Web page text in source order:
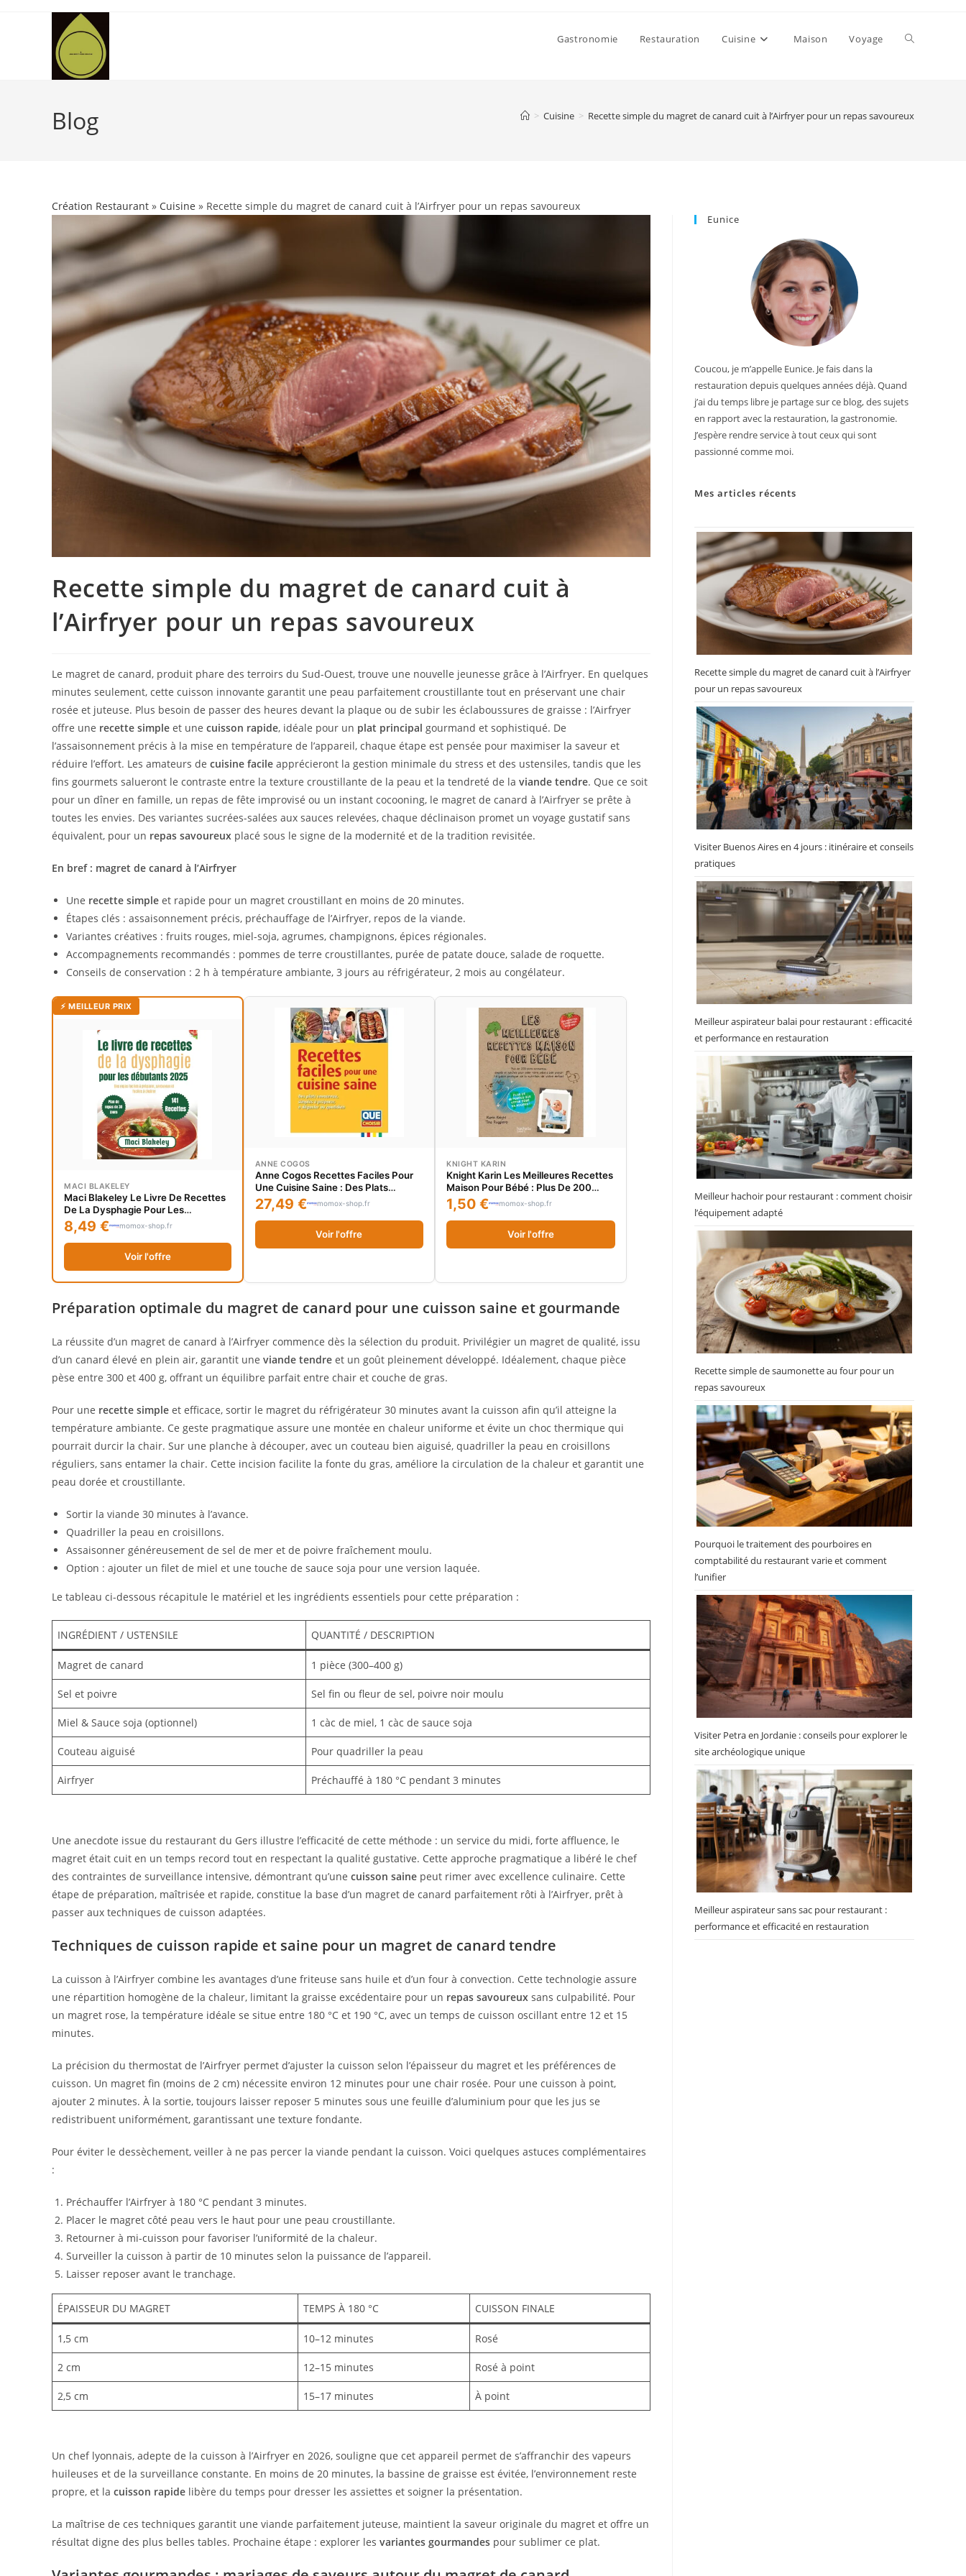
Gastronomie Restauration Cuisine Maison Voyage Toggle
Blog > Cuisine > Recette simple du magret de canard cuit à l’Airfryer pour un repas savoureux
Création Restaurant » Cuisine » Recette simple du magret de canard cuit à l’Airfryer pour un repas savoureux
Recette simple du magret de canard cuit à
l’Airfryer pour un repas savoureux
Le magret de canard, produit phare des terroirs du Sud-Ouest, trouve une nouvelle jeunesse grâce à l’Airfryer. En quelques
minutes seulement, cette cuisson innovante garantit une peau parfaitement croustillante tout en préservant une chair
rosée et juteuse. Plus besoin de passer des heures devant la plaque ou de subir les éclaboussures de graisse : l’Airfryer
offre une recette simple et une cuisson rapide, idéale pour un plat principal gourmand et sophistiqué. De
l’assaisonnement précis à la mise en température de l’appareil, chaque étape est pensée pour maximiser la saveur et
réduire l’effort. Les amateurs de cuisine facile apprécieront la gestion minimale du stress et des ustensiles, tandis que les
fins gourmets salueront le contraste entre la texture croustillante de la peau et la tendreté de la viande tendre. Que ce soit
pour un dîner en famille, un repas de fête improvisé ou un instant cocooning, le magret de canard à l’Airfryer se prête à
toutes les envies. Des variantes sucrées-salées aux sauces relevées, chaque déclinaison promet un voyage gustatif sans
équivalent, pour un repas savoureux placé sous le signe de la modernité et de la tradition revisitée.
En bref : magret de canard à l’Airfryer
Une recette simple et rapide pour un magret croustillant en moins de 20 minutes.
Étapes clés : assaisonnement précis, préchauffage de l’Airfryer, repos de la viande.
Variantes créatives : fruits rouges, miel-soja, agrumes, champignons, épices régionales.
Accompagnements recommandés : pommes de terre croustillantes, purée de patate douce, salade de roquette.
Conseils de conservation : 2 h à température ambiante, 3 jours au réfrigérateur, 2 mois au congélateur.
⚡ MEILLEUR PRIX
MACI BLAKELEY
Maci Blakeley Le Livre De Recettes
De La Dysphagie Pour Les
Débutants 2025: Des Repas Faciles
À Préparer, Savoureux Et Faciles À
Digérer
8,49 € momox-shop.fr
Voir l'offre
ANNE COGOS
Anne Cogos Recettes Faciles Pour
Une Cuisine Saine : Des Plats
Savoureux, Simples À Préparer, À
Déguster Au Quotidien
27,49 € momox-shop.fr
Voir l'offre
KNIGHT KARIN
Knight Karin Les Meilleures Recettes
Maison Pour Bébé : Plus De 200
Plats Savoureux, Simples Et Naturels
Pour Aider Votre Bébé À Bien
Grandir
1,50 € momox-shop.fr
Voir l'offre
Préparation optimale du magret de canard pour une cuisson saine et gourmande
La réussite d’un magret de canard à l’Airfryer commence dès la sélection du produit. Privilégier un magret de qualité, issu
d’un canard élevé en plein air, garantit une viande tendre et un goût pleinement développé. Idéalement, chaque pièce
pèse entre 300 et 400 g, offrant un équilibre parfait entre chair et couche de gras.
Pour une recette simple et efficace, sortir le magret du réfrigérateur 30 minutes avant la cuisson afin qu’il atteigne la
température ambiante. Ce geste pragmatique assure une montée en chaleur uniforme et évite un choc thermique qui
pourrait durcir la chair. Sur une planche à découper, avec un couteau bien aiguisé, quadriller la peau en croisillons
réguliers, sans entamer la chair. Cette incision facilite la fonte du gras, améliore la circulation de la chaleur et garantit une
peau dorée et croustillante.
Sortir la viande 30 minutes à l’avance.
Quadriller la peau en croisillons.
Assaisonner généreusement de sel de mer et de poivre fraîchement moulu.
Option : ajouter un filet de miel et une touche de sauce soja pour une version laquée.
Le tableau ci-dessous récapitule le matériel et les ingrédients essentiels pour cette préparation :
INGRÉDIENT / USTENSILE QUANTITÉ / DESCRIPTION
Magret de canard 1 pièce (300–400 g)
Sel et poivre Sel fin ou fleur de sel, poivre noir moulu
Miel & Sauce soja (optionnel) 1 càc de miel, 1 càc de sauce soja
Couteau aiguisé Pour quadriller la peau
Airfryer Préchauffé à 180 °C pendant 3 minutes
Une anecdote issue du restaurant du Gers illustre l’efficacité de cette méthode : un service du midi, forte affluence, le
magret était cuit en un temps record tout en respectant la qualité gustative. Cette approche pragmatique a libéré le chef
des contraintes de surveillance intensive, démontrant qu’une cuisson saine peut rimer avec excellence culinaire. Cette
étape de préparation, maîtrisée et rapide, constitue la base d’un magret de canard parfaitement rôti à l’Airfryer, prêt à
passer aux techniques de cuisson adaptées.
Techniques de cuisson rapide et saine pour un magret de canard tendre
La cuisson à l’Airfryer combine les avantages d’une friteuse sans huile et d’un four à convection. Cette technologie assure
une répartition homogène de la chaleur, limitant la graisse excédentaire pour un repas savoureux sans culpabilité. Pour
un magret rose, la température idéale se situe entre 180 °C et 190 °C, avec un temps de cuisson oscillant entre 12 et 15
minutes.
La précision du thermostat de l’Airfryer permet d’ajuster la cuisson selon l’épaisseur du magret et les préférences de
cuisson. Un magret fin (moins de 2 cm) nécessite environ 12 minutes pour une chair rosée. Pour une cuisson à point,
ajouter 2 minutes. À la sortie, toujours laisser reposer 5 minutes sous une feuille d’aluminium pour que les jus se
redistribuent uniformément, garantissant une texture fondante.
Pour éviter le dessèchement, veiller à ne pas percer la viande pendant la cuisson. Voici quelques astuces complémentaires
:
Préchauffer l’Airfryer à 180 °C pendant 3 minutes.
Placer le magret côté peau vers le haut pour une peau croustillante.
Retourner à mi-cuisson pour favoriser l’uniformité de la chaleur.
Surveiller la cuisson à partir de 10 minutes selon la puissance de l’appareil.
Laisser reposer avant le tranchage.
ÉPAISSEUR DU MAGRET TEMPS À 180 °C CUISSON FINALE
1,5 cm 10–12 minutes Rosé
2 cm 12–15 minutes Rosé à point
2,5 cm 15–17 minutes À point
Un chef lyonnais, adepte de la cuisson à l’Airfryer en 2026, souligne que cet appareil permet de s’affranchir des vapeurs
huileuses et de la surveillance constante. En moins de 20 minutes, la bassine de graisse est évitée, l’environnement reste
propre, et la cuisson rapide libère du temps pour dresser les assiettes et soigner la présentation.
La maîtrise de ces techniques garantit une viande parfaitement juteuse, maintient la saveur originale du magret et offre un
résultat digne des plus belles tables. Prochaine étape : explorer les variantes gourmandes pour sublimer ce plat.
Eunice
Coucou, je m’appelle Eunice. Je fais dans la
restauration depuis quelques années déjà. Quand
j’ai du temps libre je partage sur ce blog, des sujets
en rapport avec la restauration, la gastronomie.
J’espère rendre service à tout ceux qui sont
passionné comme moi.
Mes articles récents
Recette simple du magret de canard cuit à l’Airfryer
pour un repas savoureux
Visiter Buenos Aires en 4 jours : itinéraire et conseils
pratiques
Meilleur aspirateur balai pour restaurant : efficacité
et performance en restauration
Meilleur hachoir pour restaurant : comment choisir
l’équipement adapté
Recette simple de saumonette au four pour un
repas savoureux
Pourquoi le traitement des pourboires en
comptabilité du restaurant varie et comment
l’unifier
Visiter Petra en Jordanie : conseils pour explorer le
site archéologique unique
Meilleur aspirateur sans sac pour restaurant :
performance et efficacité en restauration